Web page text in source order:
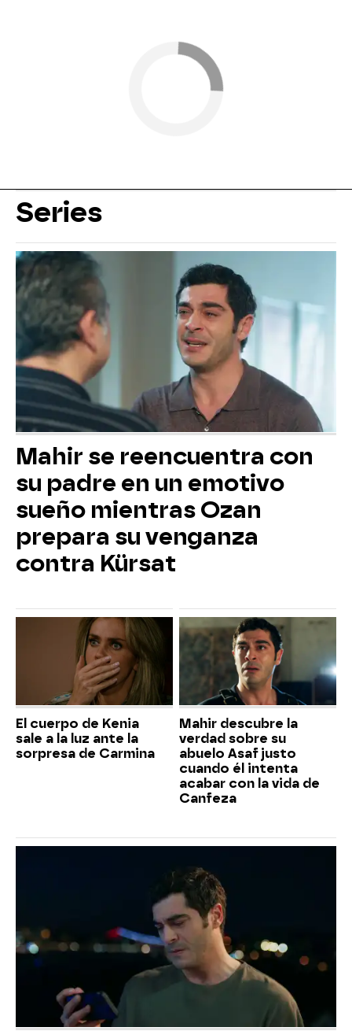
Series
Mahir se reencuentra con
su padre en un emotivo
sueño mientras Ozan
prepara su venganza
contra Kürsat
El cuerpo de Kenia
sale a la luz ante la
sorpresa de Carmina
Mahir descubre la
verdad sobre su
abuelo Asaf justo
cuando él intenta
acabar con la vida de
Canfeza